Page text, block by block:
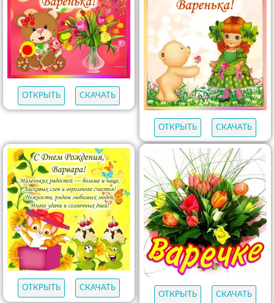
ОТКРЫТЬ СКАЧАТЬ
ОТКРЫТЬ СКАЧАТЬ
ОТКРЫТЬ
СКАЧАТЬ
ОТКРЫТЬ
СКАЧАТЬ